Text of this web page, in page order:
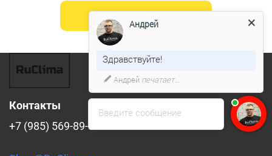
Отправить
Контакты
+7 (985) 569-89-88
Введите сообщение
Андрей
Здравствуйте!
Андрей печатает...